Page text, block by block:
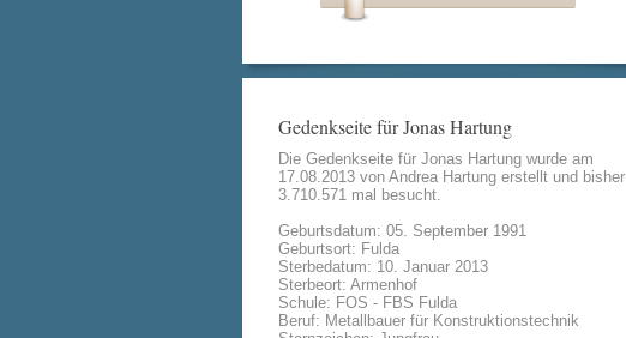
Gedenkseite für Jonas Hartung
Die Gedenkseite für Jonas Hartung wurde am
17.08.2013 von Andrea Hartung erstellt und bisher
3.710.571 mal besucht.
Geburtsdatum: 05. September 1991
Geburtsort: Fulda
Sterbedatum: 10. Januar 2013
Sterbeort: Armenhof
Schule: FOS - FBS Fulda
Beruf: Metallbauer für Konstruktionstechnik